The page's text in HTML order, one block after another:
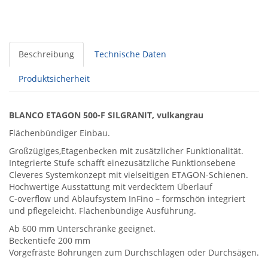
Beschreibung Technische Daten
Produktsicherheit
BLANCO ETAGON 500-F SILGRANIT, vulkangrau
Flächenbündiger Einbau.
Großzügiges,Etagenbecken mit zusätzlicher Funktionalität.
Integrierte Stufe schafft einezusätzliche Funktionsebene
Cleveres Systemkonzept mit vielseitigen ETAGON-Schienen.
Hochwertige Ausstattung mit verdecktem Überlauf
C-overflow und Ablaufsystem InFino – formschön integriert
und pflegeleicht. Flächenbündige Ausführung.
Ab 600 mm Unterschränke geeignet.
Beckentiefe 200 mm
Vorgefräste Bohrungen zum Durchschlagen oder Durchsägen.